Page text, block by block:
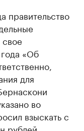
правительство
«Об
для
во
взыскать с